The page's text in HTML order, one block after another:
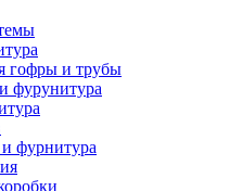
гофры и трубы
фурунитура
и фурнитура